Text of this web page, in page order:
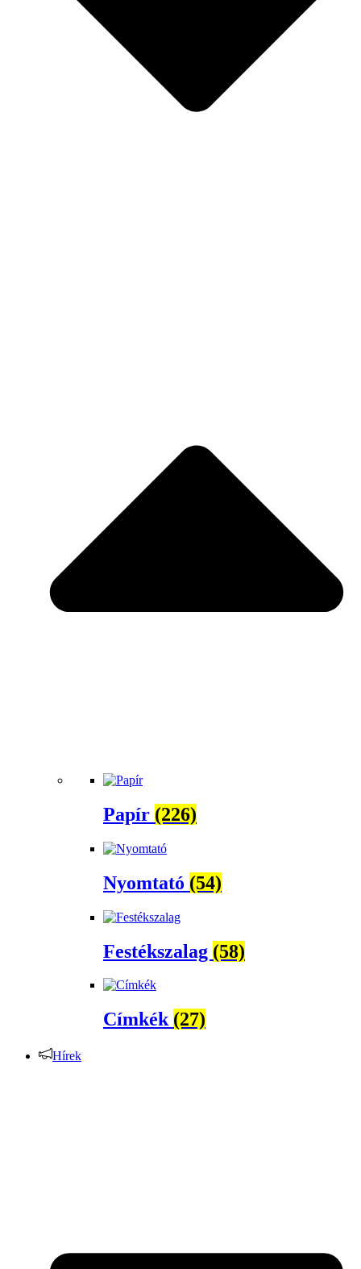
Papír (226)
Nyomtató (54)
Festékszalag (58)
Címkék (27)
Hírek